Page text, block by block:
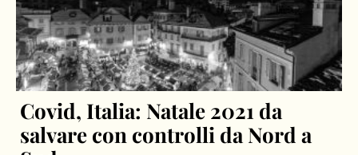
Covid, Italia: Natale 2021 da
salvare con controlli da Nord a
Sud